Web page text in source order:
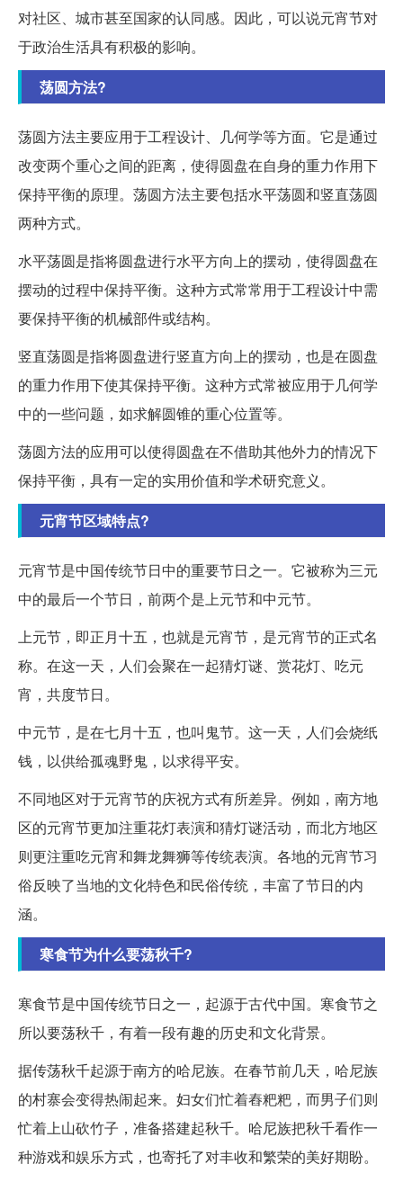
对社区、城市甚至国家的认同感。因此，可以说元宵节对
于政治生活具有积极的影响。
荡圆方法?
荡圆方法主要应用于工程设计、几何学等方面。它是通过
改变两个重心之间的距离，使得圆盘在自身的重力作用下
保持平衡的原理。荡圆方法主要包括水平荡圆和竖直荡圆
两种方式。
水平荡圆是指将圆盘进行水平方向上的摆动，使得圆盘在
摆动的过程中保持平衡。这种方式常常用于工程设计中需
要保持平衡的机械部件或结构。
竖直荡圆是指将圆盘进行竖直方向上的摆动，也是在圆盘
的重力作用下使其保持平衡。这种方式常被应用于几何学
中的一些问题，如求解圆锥的重心位置等。
荡圆方法的应用可以使得圆盘在不借助其他外力的情况下
保持平衡，具有一定的实用价值和学术研究意义。
元宵节区域特点?
元宵节是中国传统节日中的重要节日之一。它被称为三元
中的最后一个节日，前两个是上元节和中元节。
上元节，即正月十五，也就是元宵节，是元宵节的正式名
称。在这一天，人们会聚在一起猜灯谜、赏花灯、吃元
宵，共度节日。
中元节，是在七月十五，也叫鬼节。这一天，人们会烧纸
钱，以供给孤魂野鬼，以求得平安。
不同地区对于元宵节的庆祝方式有所差异。例如，南方地
区的元宵节更加注重花灯表演和猜灯谜活动，而北方地区
则更注重吃元宵和舞龙舞狮等传统表演。各地的元宵节习
俗反映了当地的文化特色和民俗传统，丰富了节日的内
涵。
寒食节为什么要荡秋千?
寒食节是中国传统节日之一，起源于古代中国。寒食节之
所以要荡秋千，有着一段有趣的历史和文化背景。
据传荡秋千起源于南方的哈尼族。在春节前几天，哈尼族
的村寨会变得热闹起来。妇女们忙着舂粑粑，而男子们则
忙着上山砍竹子，准备搭建起秋千。哈尼族把秋千看作一
种游戏和娱乐方式，也寄托了对丰收和繁荣的美好期盼。